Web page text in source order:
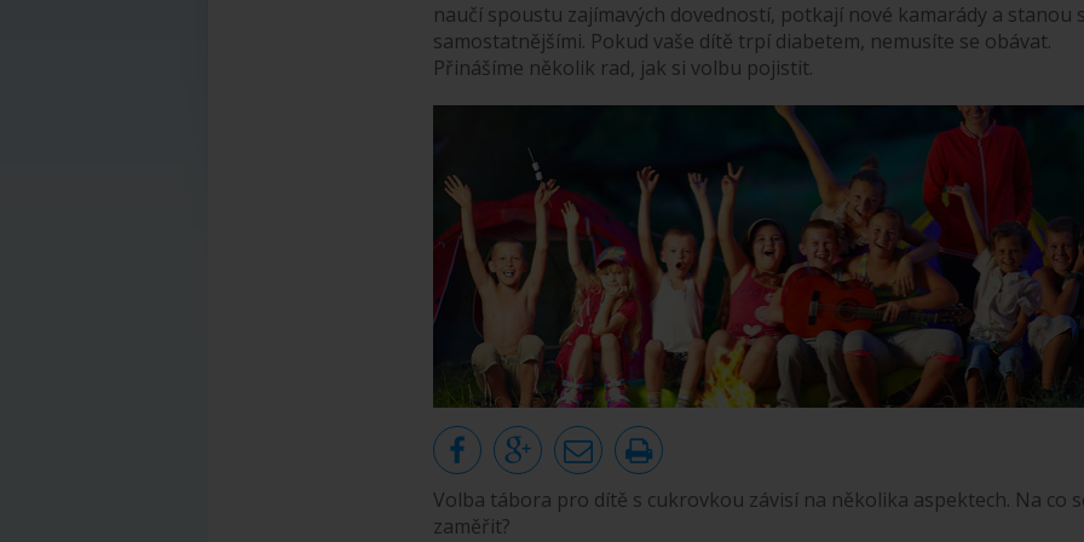
naučí spoustu zajímavých dovedností, potkají nové kamarády a stanou
samostatnějšími. Pokud vaše dítě trpí diabetem, nemusíte se obávat.
Přinášíme několik rad, jak si volbu pojistit.
Volba tábora pro dítě s cukrovkou závisí na několika aspektech. Na co
zaměřit?